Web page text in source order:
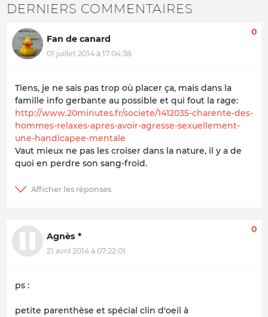
DERNIERS COMMENTAIRES
Fan de canard
01 juillet 2014 à 17:04:38
0
Tiens, je ne sais pas trop où placer ça, mais dans la
famille info gerbante au possible et qui fout la rage:
http://www.20minutes.fr/societe/1412035-charente-des-
hommes-relaxes-apres-avoir-agresse-sexuellement-
une-handicapee-mentale
Vaut mieux ne pas les croiser dans la nature, il y a de
quoi en perdre son sang-froid.
Agnès *
21 avril 2014 à 07:22:01
0
ps :
petite parenthèse et spécial clin d'oeil à